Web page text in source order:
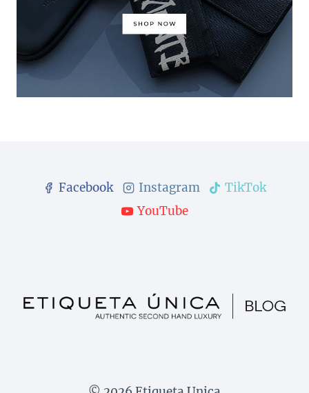
Facebook Instagram
TikTok
YouTube